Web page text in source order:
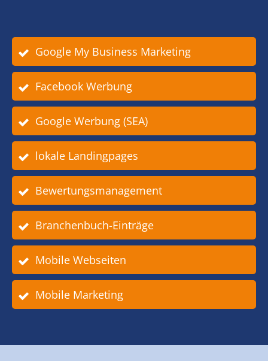
Google My Business Marketing
Facebook Werbung
Google Werbung (SEA)
lokale Landingpages
Bewertungsmanagement
Branchenbuch-Einträge
Mobile Webseiten
Mobile Marketing